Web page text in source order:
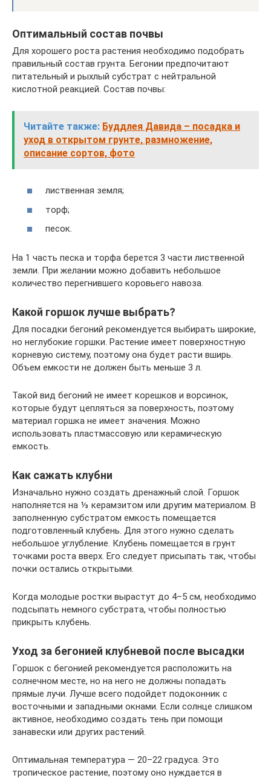
Оптимальный состав почвы
Для хорошего роста растения необходимо подобрать
правильный состав грунта. Бегонии предпочитают
питательный и рыхлый субстрат с нейтральной
кислотной реакцией. Состав почвы:
Читайте также: Буддлея Давида – посадка и
уход в открытом грунте, размножение,
описание сортов, фото
лиственная земля;
торф;
песок.
На 1 часть песка и торфа берется 3 части лиственной
земли. При желании можно добавить небольшое
количество перегнившего коровьего навоза.
Какой горшок лучше выбрать?
Для посадки бегоний рекомендуется выбирать широкие,
но неглубокие горшки. Растение имеет поверхностную
корневую систему, поэтому она будет расти вширь.
Объем емкости не должен быть меньше 3 л.
Такой вид бегоний не имеет корешков и ворсинок,
которые будут цепляться за поверхность, поэтому
материал горшка не имеет значения. Можно
использовать пластмассовую или керамическую
емкость.
Как сажать клубни
Изначально нужно создать дренажный слой. Горшок
наполняется на ⅓ керамзитом или другим материалом. В
заполненную субстратом емкость помещается
подготовленный клубень. Для этого нужно сделать
небольшое углубление. Клубень помещается в грунт
точками роста вверх. Его следует присыпать так, чтобы
почки остались открытыми.
Когда молодые ростки вырастут до 4–5 см, необходимо
подсыпать немного субстрата, чтобы полностью
прикрыть клубень.
Уход за бегонией клубневой после высадки
Горшок с бегонией рекомендуется расположить на
солнечном месте, но на него не должны попадать
прямые лучи. Лучше всего подойдет подоконник с
восточными и западными окнами. Если солнце слишком
активное, необходимо создать тень при помощи
занавески или других растений.
Оптимальная температура — 20–22 градуса. Это
тропическое растение, поэтому оно нуждается в